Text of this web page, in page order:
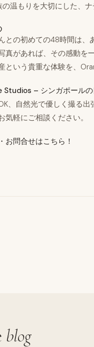
の温もりを大切にした、
との初めての48時間は、
真があれば、その感動を
という貴重な体験を、
Studios – シンガポール
、自然光で優しく撮る
気軽にご相談ください。
お問合せはこちら！
blog